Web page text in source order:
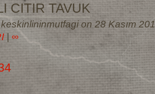
CITIR TAVUK
on 28 Kasım
∞